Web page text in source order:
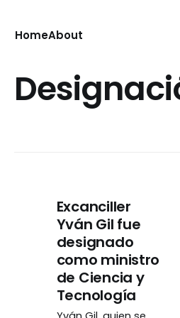
HomeAbout
Excanciller
Yván Gil fue
designado
como ministro
de Ciencia y
Tecnología